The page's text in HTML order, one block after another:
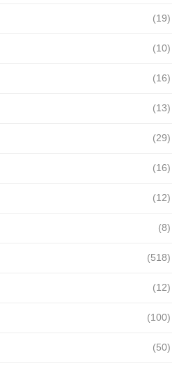
(19)
(10)
(16)
(13)
(29)
(16)
(12)
(8)
(518)
(12)
(100)
(50)